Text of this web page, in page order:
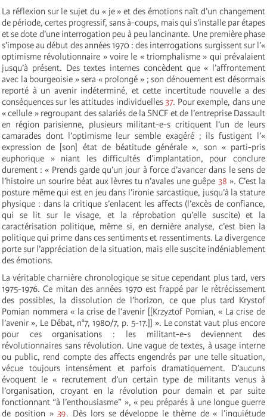
La réflexion sur le sujet du « je » et des émotions naît d’un changement
de période, certes progressif, sans à-coups, mais qui s’installe par étapes
et se dote d’une interrogation peu à peu lancinante. Une première phase
s’impose au début des années 1970 : des interrogations surgissent sur l’«
optimisme révolutionnaire » voire le « triomphalisme » qui prévalaient
jusqu’à présent. Des textes internes concèdent que « l’affrontement
avec la bourgeoisie » sera « prolongé » ; son dénouement est désormais
reporté à un avenir indéterminé, et cette incertitude nouvelle a des
conséquences sur les attitudes individuelles 37. Pour exemple, dans une
« cellule » regroupant des salariés de la SNCF et de l’entreprise Dassault
en région parisienne, plusieurs militant-e-s critiquent l’un de leurs
camarades dont l’optimisme leur semble exagéré ; ils fustigent l’«
expression de [son] état de béatitude générale », son « parti-pris
euphorique » niant les difficultés d’implantation, pour conclure
durement : « Prends garde qu’un jour à force d’avancer dans le sens de
l’histoire un sourire béat aux lèvres tu n’avales une guêpe 38 ». C’est la
posture même qui est en jeu dans l’ironie sarcastique, jusqu’à la stature
physique : dans la critique s’enlacent les affects (l’excès de confiance,
qui se lit sur le visage, et la réprobation qu’elle suscite) et la
caractérisation politique, même si, en dernière analyse, c’est bien la
politique qui prime dans ces sentiments et ressentiments. La divergence
porte sur l’appréciation de la situation, mais elle suscite indéniablement
des émotions.
La véritable charnière chronologique se situe cependant plus tard, vers
1975-1976. Ce mitan des années 1970 est frappé par le rétrécissement
des possibles, la dissolution de l’horizon, ce que plus tard Krystof
Pomian nommera « la crise de l’avenir [[Krzyztof Pomian, « La crise de
l’avenir », Le Débat, n°7, 1980/7, p. 5-17.]] ». Le constat vaut plus encore
pour ces organisations : les militant-e-s deviennent des
révolutionnaires sans révolution. Une vague de textes, à usage interne
ou public, rend compte des affects engendrés par une telle situation,
vécue toujours intensément et parfois dramatiquement. D’aucuns
évoquent le « recrutement d’un certain type de militants venus à
l’organisation, croyant en la révolution pour demain et par suite
fonctionnant “à l’enthousiasme” », « peu préparés à une longue guerre
de position » 39. Dès lors se développe le thème de « l’inquiétude